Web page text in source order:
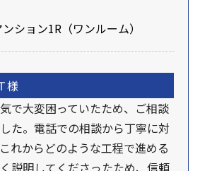
ション1R（ワンルーム）
様
で大変困っていたため、ご相談
た。電話での相談から丁寧に対
れからどのような工程で進める